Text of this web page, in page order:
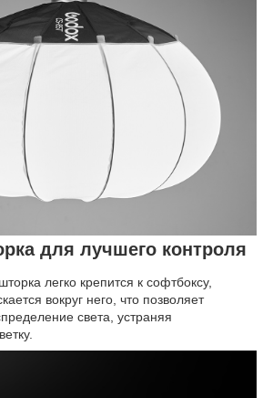
для лучшего контроля
легко крепится к софтбоксу,
вокруг него, что позволяет
света, устраняя